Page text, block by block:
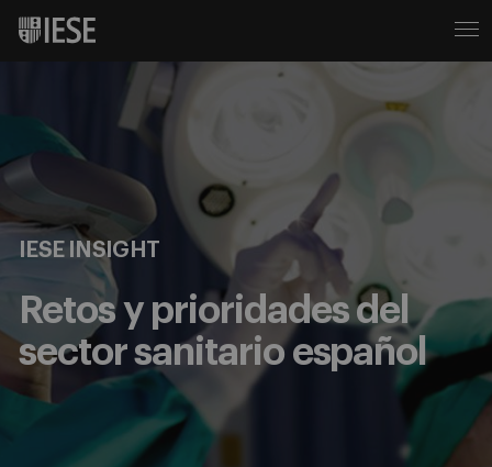
IESE INSIGHT
Retos y prioridades del
sector sanitario español